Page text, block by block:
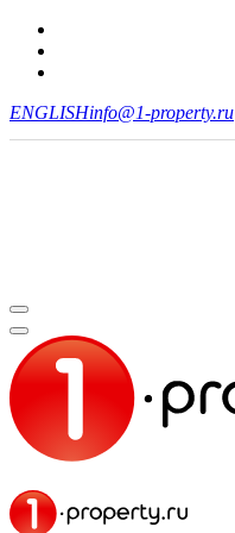
ENGLISHinfo@1-property.ru